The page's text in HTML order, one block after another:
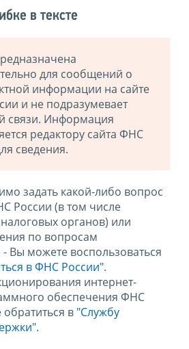
в тексте
для сообщений о
информации на сайте
и не подразумевает
связи. Информация
редактору сайта ФНС
сведения.
задать какой-либо вопрос
России (в том числе
органов) или
по вопросам
Вы можете воспользоваться
в ФНС России".
интернет-
обеспечения ФНС
в "Службу